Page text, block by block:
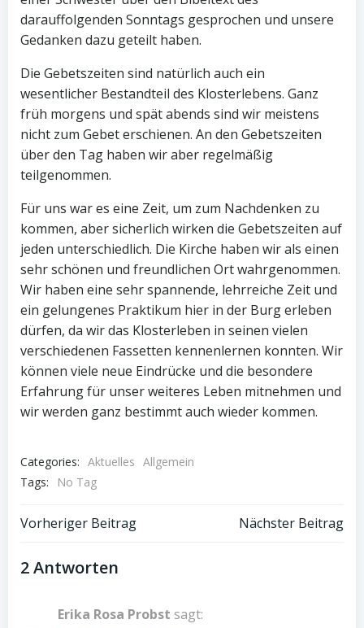
darauffolgenden Sonntags gesprochen und unsere
Gedanken dazu geteilt haben.
Die Gebetszeiten sind natürlich auch ein
wesentlicher Bestandteil des Klosterlebens. Ganz
früh morgens und spät abends sind wir meistens
nicht zum Gebet erschienen. An den Gebetszeiten
über den Tag haben wir aber regelmäßig
teilgenommen.
Für uns war es eine Zeit, um zum Nachdenken zu
kommen, aber sicherlich wirken die Gebetszeiten auf
jeden unterschiedlich. Die Kirche haben wir als einen
sehr schönen und freundlichen Ort wahrgenommen.
Wir haben eine sehr spannende, lehrreiche Zeit und
ein gelungenes Praktikum hier in der Burg erleben
dürfen, da wir das Klosterleben in seinen vielen
verschiedenen Fassetten kennenlernen konnten. Wir
können viele neue Eindrücke und die besondere
Erfahrung für unser weiteres Leben mitnehmen und
wir werden ganz bestimmt auch wieder kommen.
Categories: Aktuelles Allgemein
Tags:
No Tag
Post
navigation
Vorheriger Beitrag
PostNächster Beitrag
2 Antworten
Erika Rosa Probst sagt: